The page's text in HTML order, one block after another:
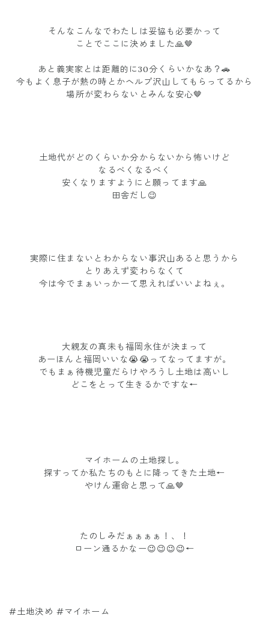
そんなこんなでわたしは妥協も必要かって
ことでここに決めました🙏🤎
あと義実家とは距離的に30分くらいかなあ？🚗
今もよく息子が熱の時とかヘルプ沢山してもらってるから
場所が変わらないとみんな安心🤎
土地代がどのくらいか分からないから怖いけど
なるべくなるべく
安くなりますようにと願ってます🙏
田舎だし😉
実際に住まないとわからない事沢山あると思うから
とりあえず変わらなくて
今は今でまぁいっかーて思えればいいよねぇ。
大親友の真未も福岡永住が決まって
あーほんと福岡いいな😭😭ってなってますが。
でもまぁ待機児童だらけやろうし土地は高いし
どこをとって生きるかですな←
マイホームの土地探し。
探すってか私たちのもとに降ってきた土地←
やけん運命と思って🙏🤎
たのしみだぁぁぁぁ！、！
ローン通るかなー😉😉😉😉←
#土地決め #マイホーム